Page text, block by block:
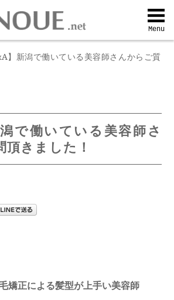
Menu
Q&A
Menu
】新潟で働いている美容師さんからご質
で働いている美容師さ
頂きました！
矯正による髪型が上手い美容師